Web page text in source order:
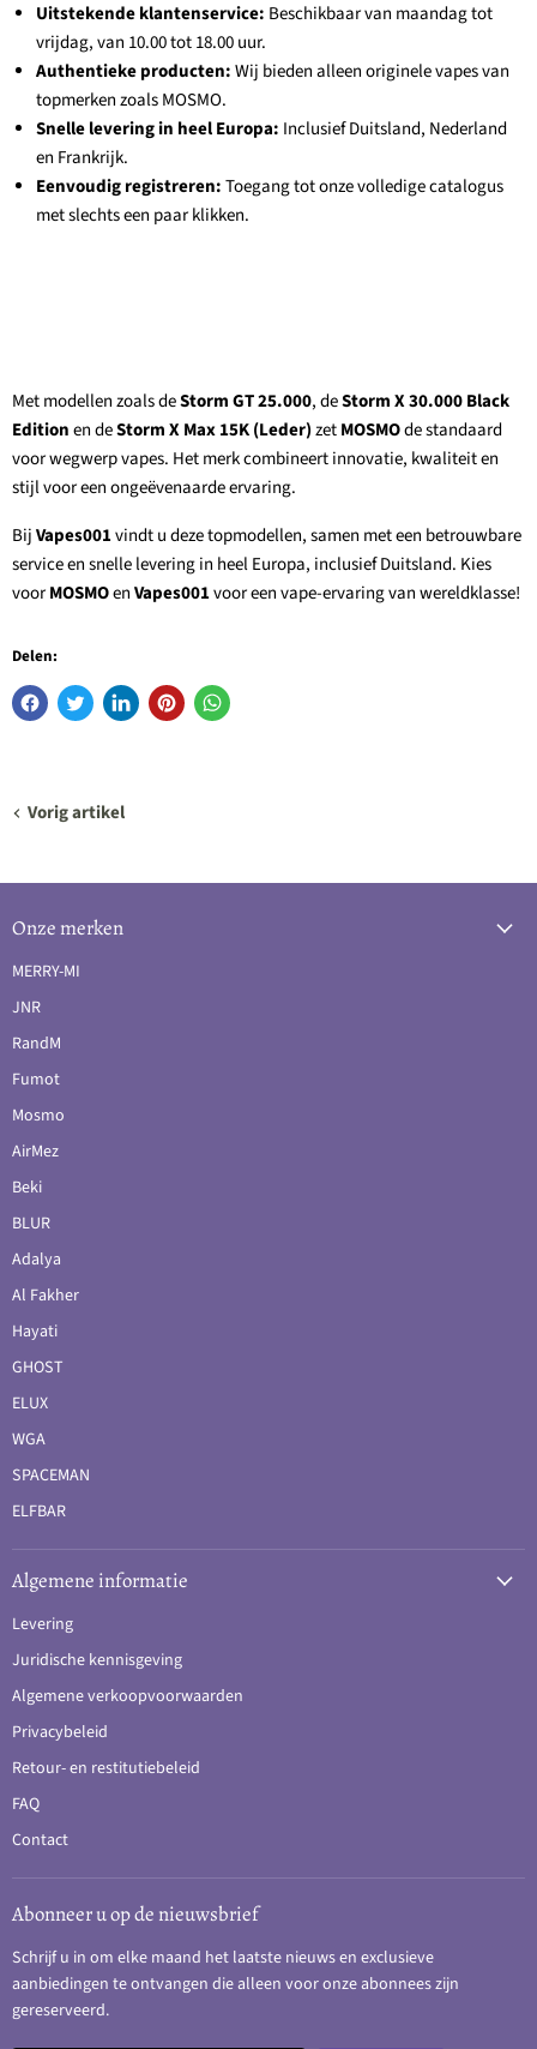
Uitstekende klantenservice: Beschikbaar van maandag tot
vrijdag, van 10.00 tot 18.00 uur.
Authentieke producten:Wij bieden alleen originele vapes van
topmerken zoals MOSMO.
Snelle levering in heel Europa: Inclusief Duitsland, Nederland
en Frankrijk.
Eenvoudig registreren:Toegang tot onze volledige catalogus
met slechts een paar klikken.
Met modellen zoals deStorm GT 25.000, deStorm X 30.000 Black
Editionen deStorm X Max 15K (Leder)zetMOSMOde standaard
voor wegwerp vapes. Het merk combineert innovatie, kwaliteit en
stijl voor een ongeëvenaarde ervaring.
BijVapes001vindt u deze topmodellen, samen met een betrouwbare
service en snelle levering in heel Europa, inclusief Duitsland. Kies
voorMOSMOenVapes001voor een vape-ervaring van wereldklasse!
Delen:
Vorig artikel
Onze merken
MERRY-MI
JNR
RandM
Fumot
Mosmo
AirMez
Beki
BLUR
Adalya
Al Fakher
Hayati
GHOST
ELUX
WGA
SPACEMAN
ELFBAR
Algemene informatie
Levering
Juridische kennisgeving
Algemene verkoopvoorwaarden
Privacybeleid
Retour- en restitutiebeleid
FAQ
Contact
Abonneer u op de nieuwsbrief
Schrijf u in om elke maand het laatste nieuws en exclusieve
aanbiedingen te ontvangen die alleen voor onze abonnees zijn
gereserveerd.